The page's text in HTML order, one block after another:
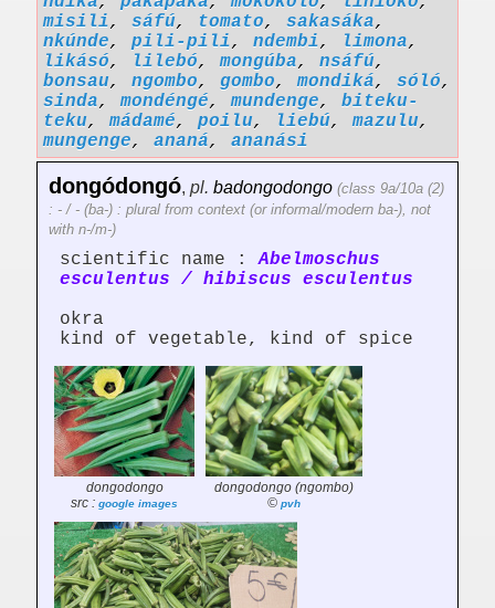
misili, sáfú, tomato, sakasáka,
nkúnde, pili-pili, ndembi, limona,
likásó, lilebó,mongúba, nsáfú,
bonsau, ngombo, gombo,mondiká, sóló,
sinda,mondéngé,mundenge, biteku-
teku,mádamé, poilu, liebú,mazulu,
mungenge, ananá, ananási
dongódongó, pl. badongodongo (class 9a/10a (2)
: - / - (ba-) : plural from context (or informal/modern ba-), not
with n-/m-)
scientific name :Abelmoschus
esculentus / hibiscus esculentus
okra
kind of vegetable, kind of spice
dongodongo
src : google images
dongodongo (ngombo)
© pvh